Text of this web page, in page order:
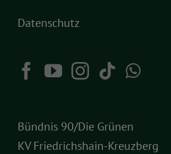
Datenschutz
Bündnis 90/Die Grünen
KV Friedrichshain-Kreuzberg